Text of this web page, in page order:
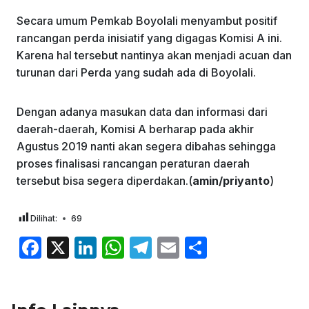
Secara umum Pemkab Boyolali menyambut positif
rancangan perda inisiatif yang digagas Komisi A ini.
Karena hal tersebut nantinya akan menjadi acuan dan
turunan dari Perda yang sudah ada di Boyolali.
Dengan adanya masukan data dan informasi dari
daerah-daerah, Komisi A berharap pada akhir
Agustus 2019 nanti akan segera dibahas sehingga
proses finalisasi rancangan peraturan daerah
tersebut bisa segera diperdakan.(amin/priyanto)
Dilihat: 69
F
X
Li W T
E